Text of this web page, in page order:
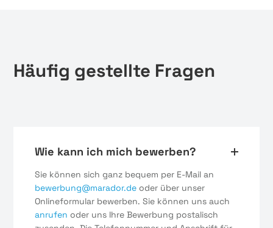
Häufig gestellte Fragen
Wie kann ich mich bewerben?
Sie können sich ganz bequem per E-Mail an
bewerbung@marador.de oder über unser
Onlineformular bewerben. Sie können uns auch
anrufen oder uns Ihre Bewerbung postalisch